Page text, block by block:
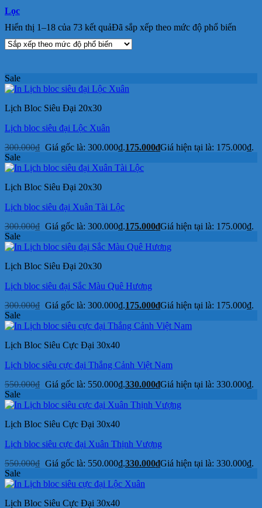
Lọc
Hiển thị 1–18 của 73 kết quảĐã sắp xếp theo mức độ phổ biến
Sale
Lịch Bloc Siêu Đại 20x30
Lịch bloc siêu đại Lộc Xuân
300.000₫ Giá gốc là: 300.000₫.175.000₫Giá hiện tại là: 175.000₫.
Sale
Lịch Bloc Siêu Đại 20x30
Lịch bloc siêu đại Xuân Tài Lộc
300.000₫ Giá gốc là: 300.000₫.175.000₫Giá hiện tại là: 175.000₫.
Sale
Lịch Bloc Siêu Đại 20x30
Lịch bloc siêu đại Sắc Màu Quê Hương
300.000₫ Giá gốc là: 300.000₫.175.000₫Giá hiện tại là: 175.000₫.
Sale
Lịch Bloc Siêu Cực Đại 30x40
Lịch bloc siêu cực đại Thắng Cảnh Việt Nam
550.000₫ Giá gốc là: 550.000₫.330.000₫Giá hiện tại là: 330.000₫.
Sale
Lịch Bloc Siêu Cực Đại 30x40
Lịch bloc siêu cực đại Xuân Thịnh Vượng
550.000₫ Giá gốc là: 550.000₫.330.000₫Giá hiện tại là: 330.000₫.
Sale
Lịch Bloc Siêu Cực Đại 30x40